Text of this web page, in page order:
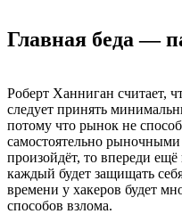
Главная беда —
Роберт Ханниган считает,
следует принять
потому что рынок не
самостоятельно
произойдёт, то впереди ещё
каждый будет защищать
времени у хакеров будет
способов взлома.